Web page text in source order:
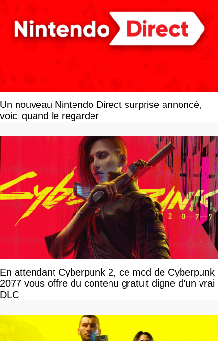
Un nouveau Nintendo Direct surprise annoncé,
voici quand le regarder
En attendant Cyberpunk 2, ce mod de Cyberpunk
2077 vous offre du contenu gratuit digne d’un vrai
DLC